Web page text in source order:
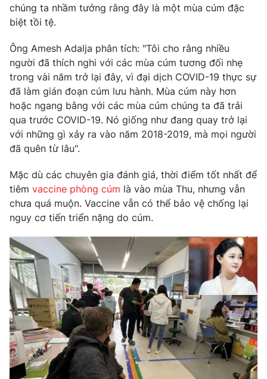
Tư vấn
Emagazine Podcast
Photo Infographic
Video Shorts video
VTV Money
VTV Sức khoẻ Bất động sản
Thị trường 24h
VTV4 Vươn mình bằng AI
VTV9 VTV8
Liên hệ tòa soạn English
chúng ta nhầm tưởng rằng đây là một mùa cúm đặc
biệt tồi tệ.
Ông Amesh Adalja phân tích: "Tôi cho rằng nhiều
người đã thích nghi với các mùa cúm tương đối nhẹ
trong vài năm trở lại đây, vì đại dịch COVID-19 thực sự
đã làm gián đoạn cúm lưu hành. Mùa cúm này hơn
hoặc ngang bằng với các mùa cúm chúng ta đã trải
qua trước COVID-19. Nó giống như đang quay trở lại
với những gì xảy ra vào năm 2018-2019, mà mọi người
đã quên từ lâu".
Mặc dù các chuyên gia đánh giá, thời điểm tốt nhất để
tiêm vaccine phòng cúm là vào mùa Thu, nhưng vẫn
chưa quá muộn. Vaccine vẫn có thể bảo vệ chống lại
nguy cơ tiến triển nặng do cúm.